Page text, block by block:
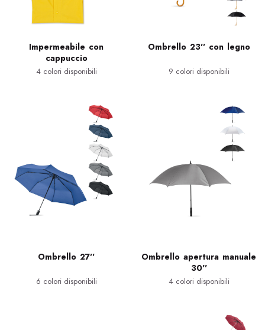
Impermeabile con
cappuccio
4 colori disponibili
Ombrello 23'' con legno
9 colori disponibili
Ombrello 27''
6 colori disponibili
Ombrello apertura manuale
30''
4 colori disponibili